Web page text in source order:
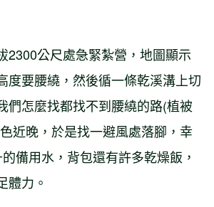
2300公尺處急緊紮營，地圖顯示
度要腰繞，然後循一條乾溪溝上切
們怎麼找都找不到腰繞的路(植被
近晚，於是找一避風處落腳，幸
備用水，背包還有許多乾燥飯，
體力。